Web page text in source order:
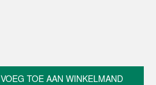
VOEG TOE AAN WINKELMAND